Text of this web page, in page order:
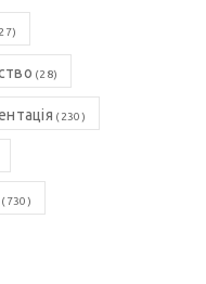
(28)
(230)
(730)